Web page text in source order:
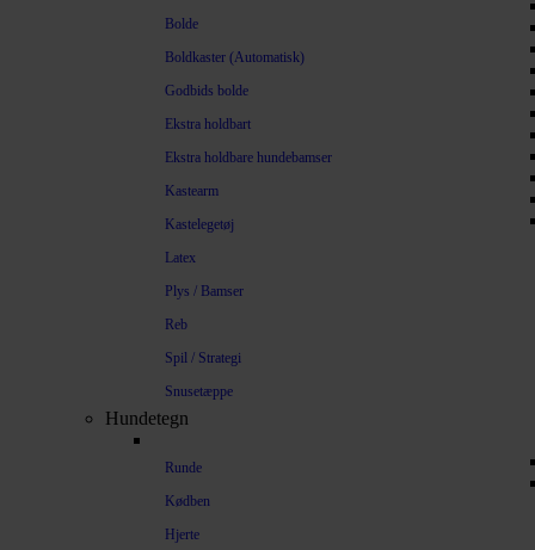
Bolde
Boldkaster (Automatisk)
Godbids bolde
Ekstra holdbart
Ekstra holdbare hundebamser
Kastearm
Kastelegetøj
Latex
Plys / Bamser
Reb
Spil / Strategi
Snusetæppe
Hundetegn
Runde
Kødben
Hjerte